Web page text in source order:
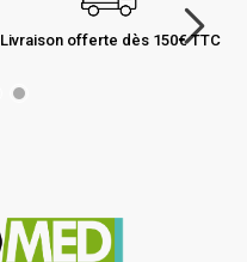
Livraison offerte dès 150€ TTC